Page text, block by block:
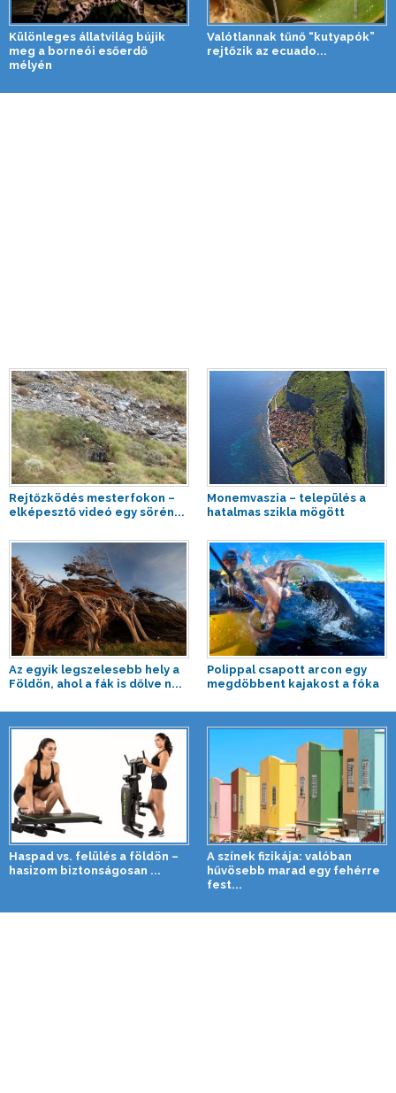
Különleges állatvilág bújik
meg a borneói esőerdő
mélyén
Valótlannak tűnő “kutyapók”
rejtőzik az ecuado...
Rejtőzködés mesterfokon –
elképesztő videó egy sörén...
Monemvaszia – település a
hatalmas szikla mögött
Az egyik legszelesebb hely a
Földön, ahol a fák is dőlve n...
Polippal csapott arcon egy
megdöbbent kajakost a fóka
Haspad vs. felülés a földön –
hasizom biztonságosan ...
A színek fizikája: valóban
hűvösebb marad egy fehérre
fest...